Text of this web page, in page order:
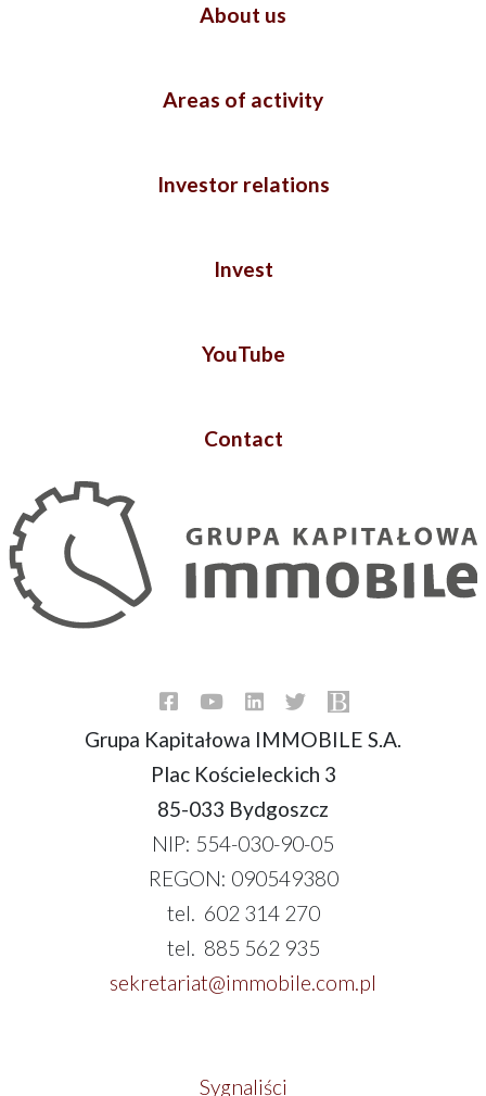
About us
Areas of activity
Investor relations
Invest
YouTube
Contact
Grupa Kapitałowa IMMOBILE S.A.
Plac Kościeleckich 3
85-033 Bydgoszcz
NIP: 554-030-90-05
REGON: 090549380
tel. 602 314 270
tel. 885 562 935
sekretariat@immobile.com.pl
Sygnaliści